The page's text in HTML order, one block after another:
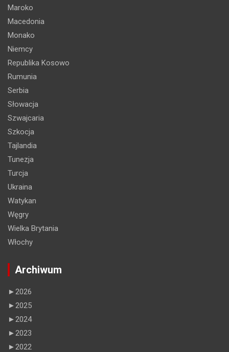
Maroko
Macedonia
Monako
Niemcy
Republika Kosowo
Rumunia
Serbia
Słowacja
Szwajcaria
Szkocja
Tajlandia
Tunezja
Turcja
Ukraina
Watykan
Węgry
Wielka Brytania
Włochy
Archiwum
►2026
►2025
►2024
►2023
►2022